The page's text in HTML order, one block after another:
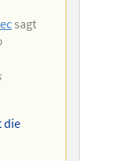
sagt
die